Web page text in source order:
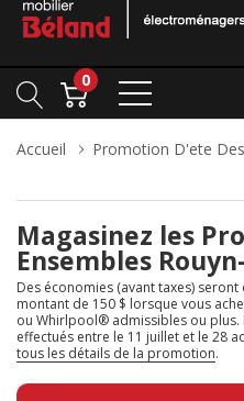
0
Accueil Promotion D'ete
Magasinez les
Ensembles
Des économies (avant taxes)
montant de 150 $ lorsque vous
ou Whirlpool® admissibles ou plus.
effectués entre le 11 juillet et le 28
tous les détails de la promotion.